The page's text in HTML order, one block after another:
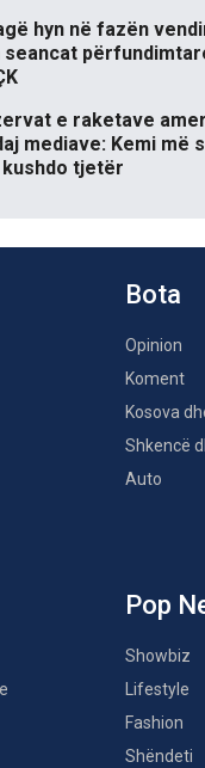
hyn në fazën
seancat
e raketave
mediave: Kemi më
tjetër
Bota
Opinion
Koment
Kosova
Shkencë
Auto
Pop
Showbiz
Lifestyle
Fashion
Shëndeti